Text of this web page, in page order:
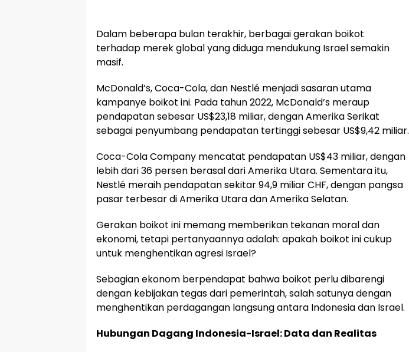
Dalam beberapa bulan terakhir, berbagai gerakan boikot
terhadap merek global yang diduga mendukung Israel semakin
masif.
McDonald’s, Coca-Cola, dan Nestlé menjadi sasaran utama
kampanye boikot ini. Pada tahun 2022, McDonald’s meraup
pendapatan sebesar US$23,18 miliar, dengan Amerika Serikat
sebagai penyumbang pendapatan tertinggi sebesar US$9,42 miliar.
Coca-Cola Company mencatat pendapatan US$43 miliar, dengan
lebih dari 36 persen berasal dari Amerika Utara. Sementara itu,
Nestlé meraih pendapatan sekitar 94,9 miliar CHF, dengan pangsa
pasar terbesar di Amerika Utara dan Amerika Selatan.
Gerakan boikot ini memang memberikan tekanan moral dan
ekonomi, tetapi pertanyaannya adalah: apakah boikot ini cukup
untuk menghentikan agresi Israel?
Sebagian ekonom berpendapat bahwa boikot perlu dibarengi
dengan kebijakan tegas dari pemerintah, salah satunya dengan
menghentikan perdagangan langsung antara Indonesia dan Israel.
Hubungan Dagang Indonesia-Israel: Data dan Realitas